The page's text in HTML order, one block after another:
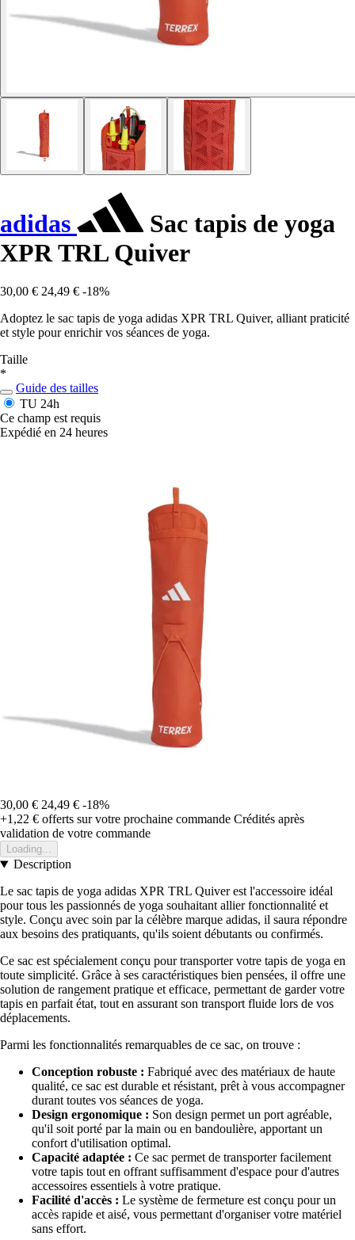
adidas
Sac tapis de yoga
XPR TRL Quiver
30,00 € 24,49 € -18%
Adoptez le sac tapis de yoga adidas XPR TRL Quiver, alliant praticité
et style pour enrichir vos séances de yoga.
Taille
*
Guide des tailles
TU 24h
Ce champ est requis
Expédié en 24 heures
30,00 € 24,49 € -18%
+1,22 € offerts sur votre prochaine commande Crédités après
validation de votre commande
Loading...
Description
Le sac tapis de yoga adidas XPR TRL Quiver est l'accessoire idéal
pour tous les passionnés de yoga souhaitant allier fonctionnalité et
style. Conçu avec soin par la célèbre marque adidas, il saura répondre
aux besoins des pratiquants, qu'ils soient débutants ou confirmés.
Ce sac est spécialement conçu pour transporter votre tapis de yoga en
toute simplicité. Grâce à ses caractéristiques bien pensées, il offre une
solution de rangement pratique et efficace, permettant de garder votre
tapis en parfait état, tout en assurant son transport fluide lors de vos
déplacements.
Parmi les fonctionnalités remarquables de ce sac, on trouve :
Conception robuste : Fabriqué avec des matériaux de haute
qualité, ce sac est durable et résistant, prêt à vous accompagner
durant toutes vos séances de yoga.
Design ergonomique : Son design permet un port agréable,
qu'il soit porté par la main ou en bandoulière, apportant un
confort d'utilisation optimal.
Capacité adaptée : Ce sac permet de transporter facilement
votre tapis tout en offrant suffisamment d'espace pour d'autres
accessoires essentiels à votre pratique.
Facilité d'accès : Le système de fermeture est conçu pour un
accès rapide et aisé, vous permettant d'organiser votre matériel
sans effort.